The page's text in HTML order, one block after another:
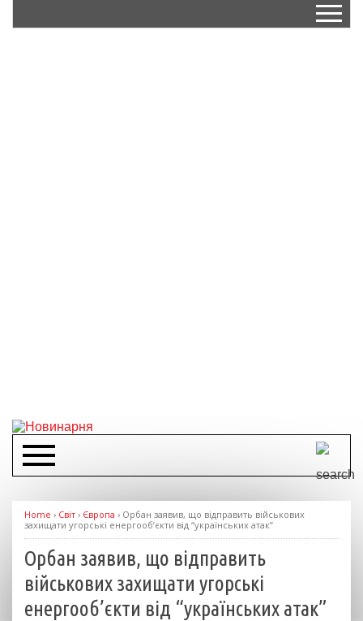
Home › Світ › Європа › Орбан заявив, що відправить військових
захищати угорські енергооб’єкти від “українських атак”
Орбан заявив, що відправить
військових захищати угорські
енергооб’єкти від “українських атак”